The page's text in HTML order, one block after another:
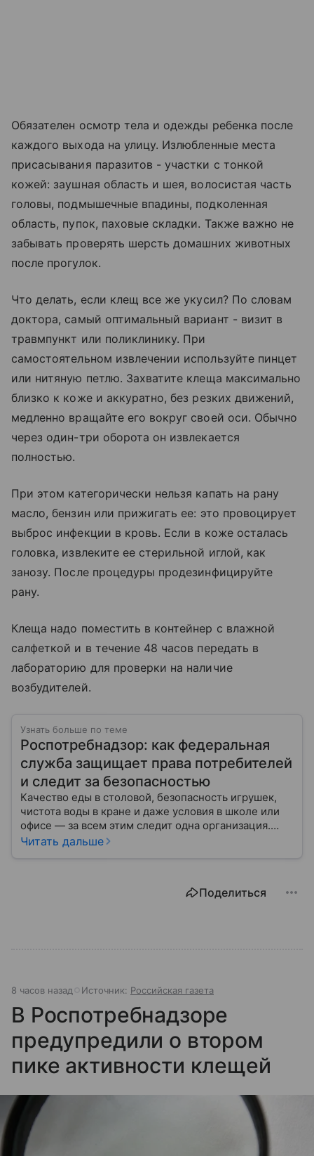
Обязателен осмотр тела и одежды ребенка после
каждого выхода на улицу. Излюбленные места
присасывания паразитов - участки с тонкой
кожей: заушная область и шея, волосистая часть
головы, подмышечные впадины, подколенная
область, пупок, паховые складки. Также важно не
забывать проверять шерсть домашних животных
после прогулок.
Что делать, если клещ все же укусил? По словам
доктора, самый оптимальный вариант - визит в
травмпункт или поликлинику. При
самостоятельном извлечении используйте пинцет
или нитяную петлю. Захватите клеща максимально
близко к коже и аккуратно, без резких движений,
медленно вращайте его вокруг своей оси. Обычно
через один-три оборота он извлекается
полностью.
При этом категорически нельзя капать на рану
масло, бензин или прижигать ее: это провоцирует
выброс инфекции в кровь. Если в коже осталась
головка, извлеките ее стерильной иглой, как
занозу. После процедуры продезинфицируйте
рану.
Клеща надо поместить в контейнер с влажной
салфеткой и в течение 48 часов передать в
лабораторию для проверки на наличие
возбудителей.
Узнать больше по теме
Роспотребнадзор: как федеральная
служба защищает права потребителей
и следит за безопасностью
Качество еды в столовой, безопасность игрушек,
чистота воды в кране и даже условия в школе или
офисе — за всем этим следит одна организация.
Роспотребнадзор — федеральная служба, которая
её работа важна для каждого жителя России.
Читать дальше
Поделиться
8 часов назад Источник: Российская газета
В Роспотребнадзоре
предупредили о втором
пике активности клещей